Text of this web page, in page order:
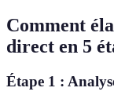
Comment
direct en 5
Étape 1 :